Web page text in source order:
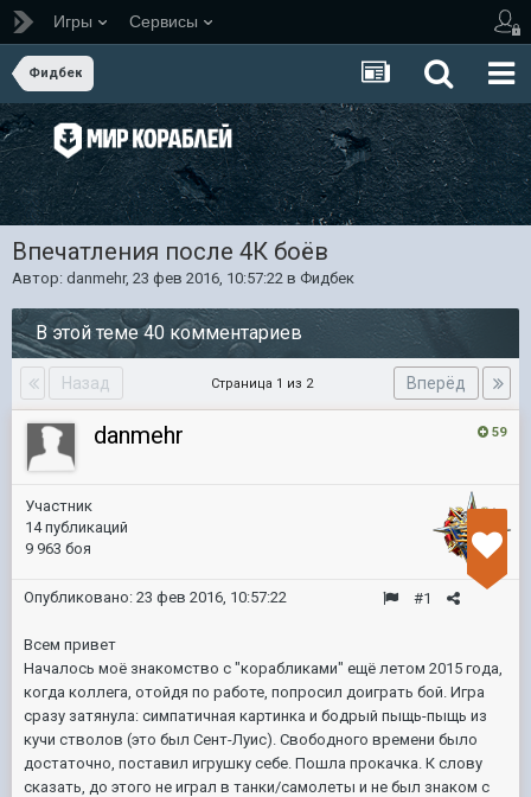
Игры Сервисы
Фидбек
Впечатления после 4К боёв
Автор: danmehr, 23 фев 2016, 10:57:22 в Фидбек
В этой теме 40 комментариев
Назад Вперёд
Страница 1 из 2
59
danmehr
Участник
14 публикаций
9 963 боя
#1
Опубликовано: 23 фев 2016, 10:57:22
Всем привет
Началось моё знакомство с "корабликами" ещё летом 2015 года,
когда коллега, отойдя по работе, попросил доиграть бой. Игра
сразу затянула: симпатичная картинка и бодрый пыщь-пыщь из
кучи стволов (это был Сент-Луис). Свободного времени было
достаточно, поставил игрушку себе. Пошла прокачка. К слову
сказать, до этого не играл в танки/самолеты и не был знаком с